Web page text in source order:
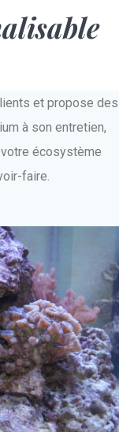
et propose des
à son entretien,
écosystème
faire.